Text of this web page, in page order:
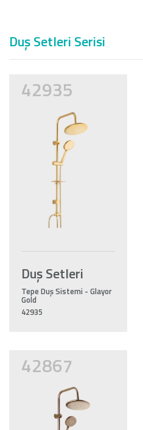
Duş Setleri Serisi
42935
Duş Setleri
Tepe Duş Sistemi - Glayor
Gold
42935
42867